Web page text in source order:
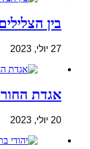
בין הצלילים
27 יולי, 2023
אגדת
20 יולי, 2023